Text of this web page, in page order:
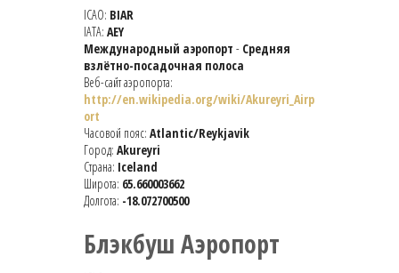
ICAO: BIAR
IATA: AEY
Международный аэропорт - Средняя
взлётно-посадочная полоса
Веб-сайт аэропорта:
http://en.wikipedia.org/wiki/Akureyri_Airp
ort
Часовой пояс: Atlantic/Reykjavik
Город: Akureyri
Страна: Iceland
Широта: 65.660003662
Долгота: -18.072700500
Блэкбуш Аэропорт